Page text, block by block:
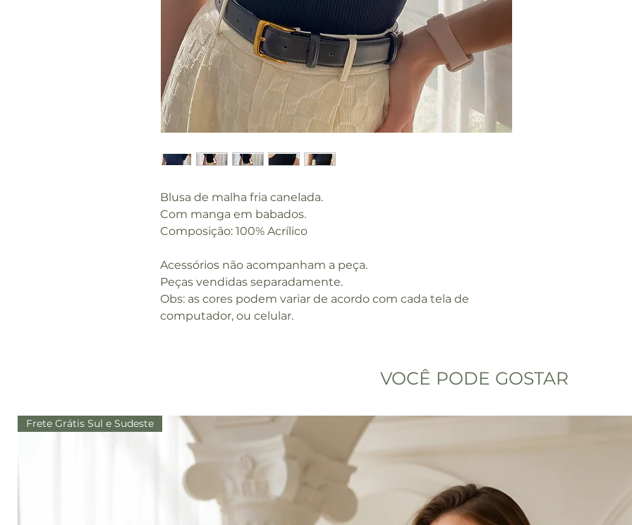
Blusa de malha fria canelada.
Com manga em babados.
Composição: 100% Acrílico
Acessórios não acompanham a peça.
Peças vendidas separadamente.
Obs: as cores podem variar de acordo com cada tela de
computador, ou celular.
VOCÊ PODE GOSTAR
Frete Grátis Sul e Sudeste